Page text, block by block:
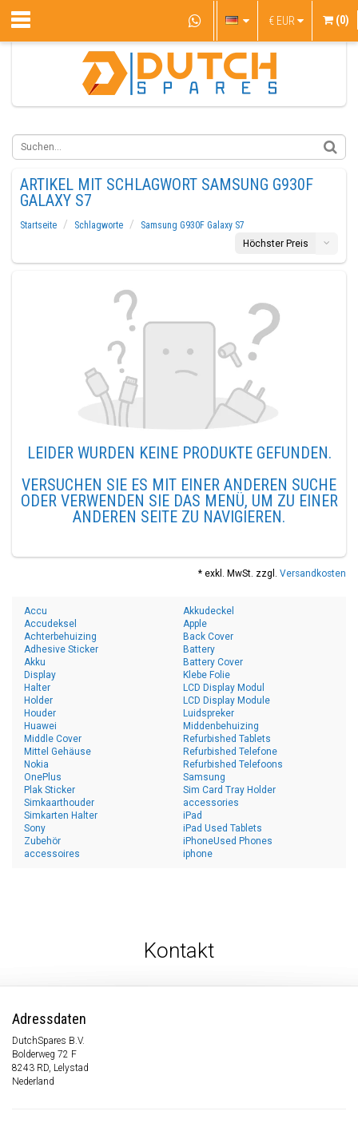
€ EUR (0)
ARTIKEL MIT SCHLAGWORT SAMSUNG G930F
GALAXY S7
Startseite Schlagworte
Samsung G930F Galaxy S7
Höchster Preis
LEIDER WURDEN KEINE PRODUKTE GEFUNDEN.
VERSUCHEN SIE ES MIT EINER ANDEREN SUCHE
ODER VERWENDEN SIE DAS MENÜ, UM ZU EINER
ANDEREN SEITE ZU NAVIGIEREN.
* exkl. MwSt. zzgl. Versandkosten
Accu
Accudeksel
Achterbehuizing
Adhesive Sticker
Akku
Akkudeckel
Apple
Back Cover
Battery
Battery Cover
Display
Halter
Holder
Houder
Huawei
Klebe Folie
LCD Display Modul
LCD Display Module
Luidspreker
Middenbehuizing
Middle Cover
Mittel Gehäuse
Nokia
OnePlus
Plak Sticker
Refurbished Tablets
Refurbished Telefone
Refurbished Telefoons
Samsung
Sim Card Tray Holder
Simkaarthouder
Simkarten Halter
Sony
Zubehör
accessoires
accessories
iPad
iPad Used Tablets
iPhoneUsed Phones
iphone
Kontakt
Adressdaten
DutchSpares B.V.
Bolderweg 72 F
8243 RD, Lelystad
Nederland